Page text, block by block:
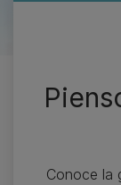
Conoce la